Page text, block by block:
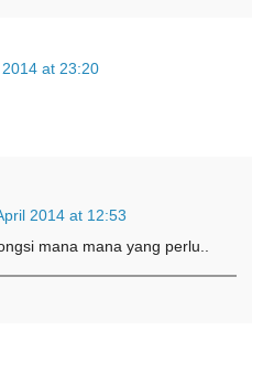
at 23:20
2014 at 12:53
mana mana yang perlu..